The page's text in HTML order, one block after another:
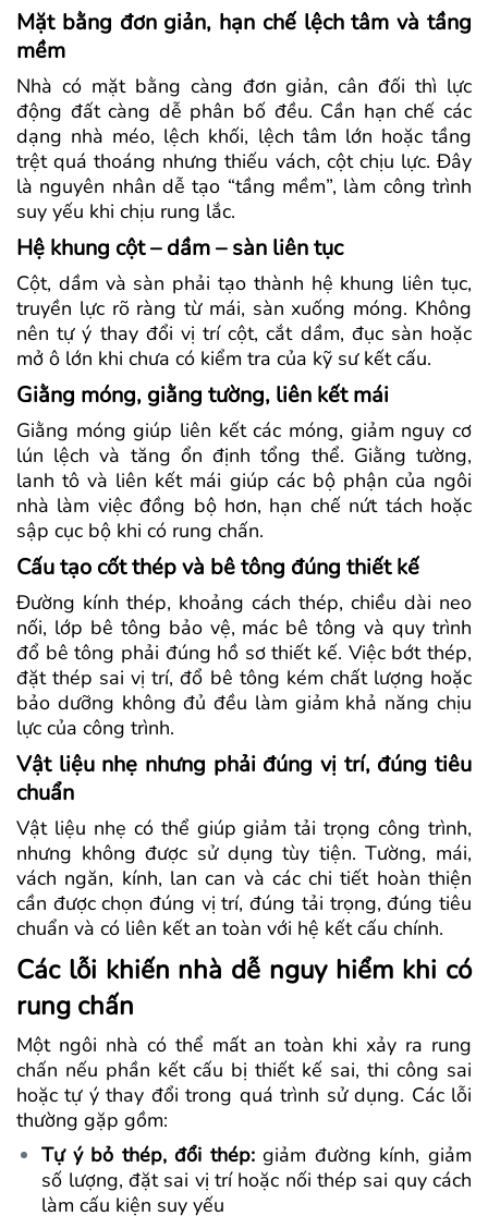
Mặt bằng đơn giản, hạn chế lệch tâm và tầng
mềm
Nhà có mặt bằng càng đơn giản, cân đối thì lực
động đất càng dễ phân bố đều. Cần hạn chế các
dạng nhà méo, lệch khối, lệch tâm lớn hoặc tầng
trệt quá thoáng nhưng thiếu vách, cột chịu lực. Đây
là nguyên nhân dễ tạo “tầng mềm”, làm công trình
suy yếu khi chịu rung lắc.
Hệ khung cột – dầm – sàn liên tục
Cột, dầm và sàn phải tạo thành hệ khung liên tục,
truyền lực rõ ràng từ mái, sàn xuống móng. Không
nên tự ý thay đổi vị trí cột, cắt dầm, đục sàn hoặc
mở ô lớn khi chưa có kiểm tra của kỹ sư kết cấu.
Giằng móng, giằng tường, liên kết mái
Giằng móng giúp liên kết các móng, giảm nguy cơ
lún lệch và tăng ổn định tổng thể. Giằng tường,
lanh tô và liên kết mái giúp các bộ phận của ngôi
nhà làm việc đồng bộ hơn, hạn chế nứt tách hoặc
sập cục bộ khi có rung chấn.
Cấu tạo cốt thép và bê tông đúng thiết kế
Đường kính thép, khoảng cách thép, chiều dài neo
nối, lớp bê tông bảo vệ, mác bê tông và quy trình
đổ bê tông phải đúng hồ sơ thiết kế. Việc bớt thép,
đặt thép sai vị trí, đổ bê tông kém chất lượng hoặc
bảo dưỡng không đủ đều làm giảm khả năng chịu
lực của công trình.
Vật liệu nhẹ nhưng phải đúng vị trí, đúng tiêu
chuẩn
Vật liệu nhẹ có thể giúp giảm tải trọng công trình,
nhưng không được sử dụng tùy tiện. Tường, mái,
vách ngăn, kính, lan can và các chi tiết hoàn thiện
cần được chọn đúng vị trí, đúng tải trọng, đúng tiêu
chuẩn và có liên kết an toàn với hệ kết cấu chính.
Các lỗi khiến nhà dễ nguy hiểm khi có
rung chấn
Một ngôi nhà có thể mất an toàn khi xảy ra rung
chấn nếu phần kết cấu bị thiết kế sai, thi công sai
hoặc tự ý thay đổi trong quá trình sử dụng. Các lỗi
thường gặp gồm:
Tự ý bỏ thép, đổi thép:giảm đường kính, giảm
số lượng, đặt sai vị trí hoặc nối thép sai quy cách
làm cấu kiện suy yếu